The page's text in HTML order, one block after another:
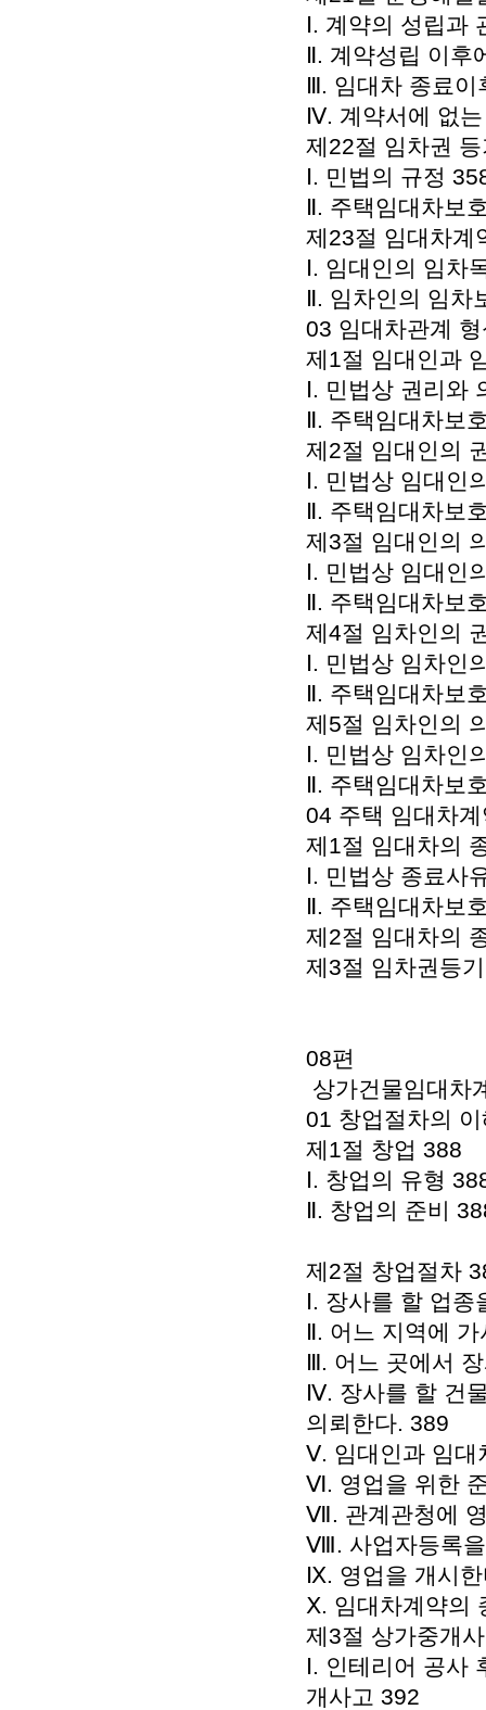
Ⅰ. 계약의 성립과
Ⅱ. 계약성립 이후
Ⅲ. 임대차 종료이
Ⅳ. 계약서에 없
제22절 임차권
Ⅰ. 민법의 규정
Ⅱ. 주택임대차보
제23절 임대차계
Ⅰ. 임대인의 임차
Ⅱ. 임차인의 임차
03 임대차관계
제1절 임대인과
Ⅰ. 민법상 권리와
Ⅱ. 주택임대차보
제2절 임대인의
Ⅰ. 민법상 임대인
Ⅱ. 주택임대차보
제3절 임대인의
Ⅰ. 민법상 임대인
Ⅱ. 주택임대차보
제4절 임차인의
Ⅰ. 민법상 임차인
Ⅱ. 주택임대차보
제5절 임차인의
Ⅰ. 민법상 임차인
Ⅱ. 주택임대차보
04 주택 임대차
제1절 임대차의
Ⅰ. 민법상 종료사
Ⅱ. 주택임대차보
제2절 임대차의
제3절 임차권등
08편
상가건물임대차
01 창업절차의
제1절 창업 388
Ⅰ. 창업의 유형
Ⅱ. 창업의 준비
제2절 창업절차
Ⅰ. 장사를 할 업
Ⅱ. 어느 지역에
Ⅲ. 어느 곳에서
Ⅳ. 장사를 할 건
의뢰한다. 389
Ⅴ. 임대인과 임대
Ⅵ. 영업을 위한
Ⅶ. 관계관청에
Ⅷ. 사업자등록
Ⅸ. 영업을 개시
Ⅹ. 임대차계약의
제3절 상가중개
Ⅰ. 인테리어 공사
개사고 392